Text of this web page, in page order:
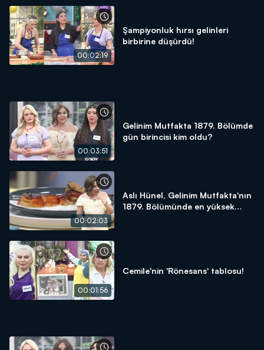
00:02:19
Şampiyonluk hırsı gelinleri
birbirine düşürdü!
00:03:51
Gelinim Mutfakta 1879. Bölümde
gün birincisi kim oldu?
00:02:03
Aslı Hünel, Gelinim Mutfakta'nın
1879. Bölümünde en yüksek
00:01:56
Cemile'nin 'Rönesans' tablosu!